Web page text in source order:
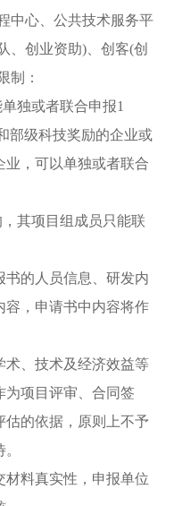
中心、公共技术服务平
、创业资助)、创客(创
制：
独或者联合申报1
部级科技奖励的企业或
业，可以单独或者联合
其项目组成员只能联
书的人员信息、研发内
容，申请书中内容将作
术、技术及经济效益等
为项目评审、合同签
估的依据，原则上不予
材料真实性，申报单位